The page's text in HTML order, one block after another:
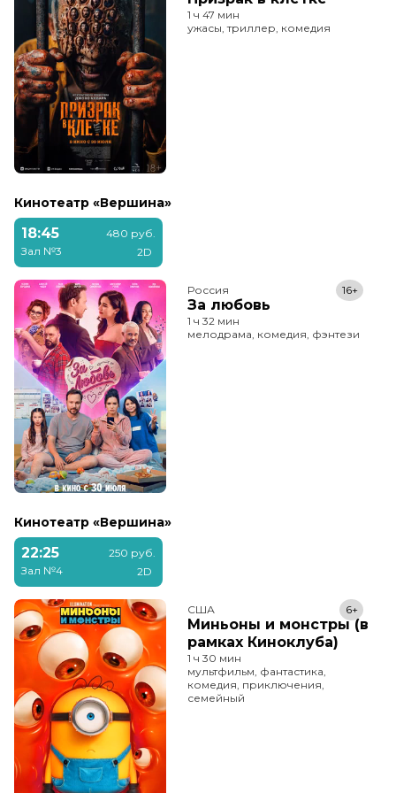
1 ч 47 мин
ужасы, триллер, комедия
Кинотеатр «Вершина»
18:45
Зал №3
480 руб.
2D
Россия
За любовь
16+
1 ч 32 мин
мелодрама, комедия, фэнтези
Кинотеатр «Вершина»
22:25
Зал №4
250 руб.
2D
США
Миньоны и монстры (в
рамках Киноклуба)
6+
1 ч 30 мин
мультфильм, фантастика,
комедия, приключения,
семейный